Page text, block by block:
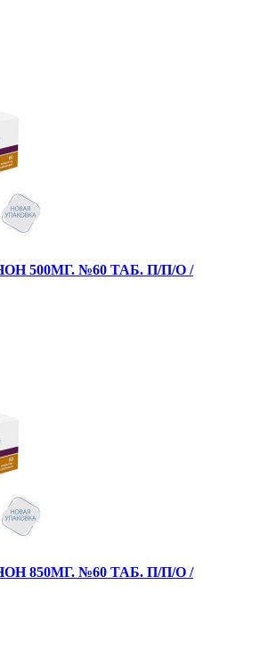
500МГ. №60 ТАБ. П/П/О /
850МГ. №60 ТАБ. П/П/О /